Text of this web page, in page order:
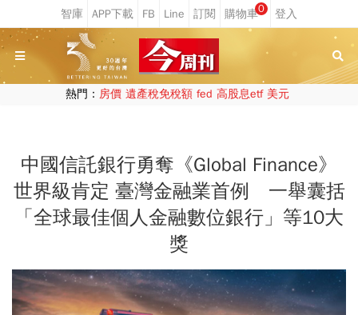
0
熱門： 房價 遺產稅免稅額 fed 高股息etf 美元
中國信託銀行勇奪《Global Finance》
世界級肯定 臺灣金融業首例 一舉囊括
「全球最佳個人金融數位銀行」等10大
獎